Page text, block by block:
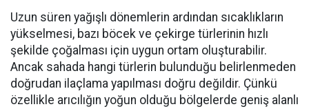
Uzun süren yağışlı dönemlerin ardından sıcaklıkların
yükselmesi, bazı böcek ve çekirge türlerinin hızlı
şekilde çoğalması için uygun ortam oluşturabilir.
Ancak sahada hangi türlerin bulunduğu belirlenmeden
doğrudan ilaçlama yapılması doğru değildir. Çünkü
özellikle arıcılığın yoğun olduğu bölgelerde geniş alanlı